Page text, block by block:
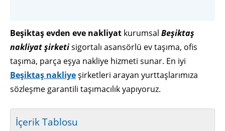
Beşiktaş evden eve nakliyat kurumsal Beşiktaş
nakliyat şirketisigortalı asansörlü ev taşıma, ofis
taşıma, parça eşya nakliye hizmeti sunar. En iyi
Beşiktaş nakliyeşirketleri arayan yurttaşlarımıza
sözleşme garantili taşımacılık yapıyoruz.
İçerik Tablosu